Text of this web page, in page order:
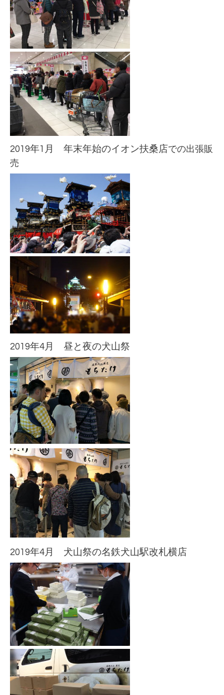
2019年1月 年末年始のイオン扶桑店での出張販
売
2019年4月 昼と夜の犬山祭
2019年4月 犬山祭の名鉄犬山駅改札横店